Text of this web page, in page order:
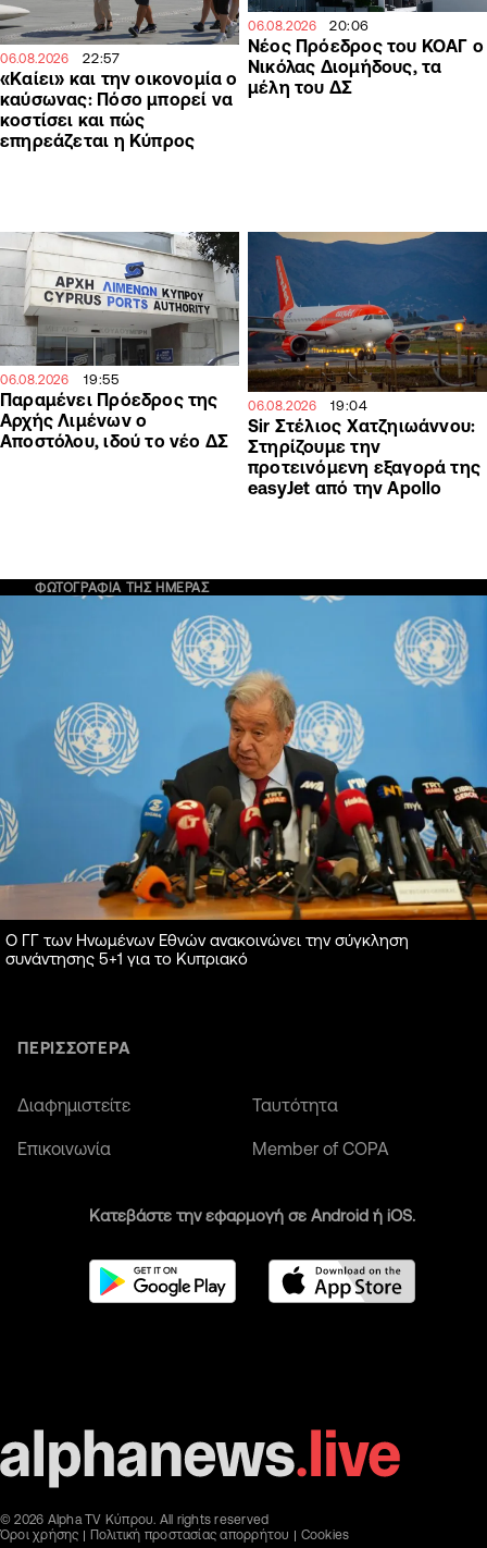
06.08.2026 22:57
«Καίει» και την οικονομία ο
καύσωνας: Πόσο μπορεί να
κοστίσει και πώς
επηρεάζεται η Κύπρος
06.08.2026 20:06
Νέος Πρόεδρος του ΚΟΑΓ ο
Νικόλας Διομήδους, τα
μέλη του ΔΣ
06.08.2026 19:55
Παραμένει Πρόεδρος της
Αρχής Λιμένων ο
Αποστόλου, ιδού το νέο ΔΣ
06.08.2026 19:04
Sir Στέλιος Χατζηιωάννου:
Στηρίζουμε την
προτεινόμενη εξαγορά της
easyJet από την Apollo
ΦΩΤΟΓΡΑΦΙΑ ΤΗΣ ΗΜΕΡΑΣ
Ο ΓΓ των Ηνωμένων Εθνών ανακοινώνει την σύγκληση
συνάντησης 5+1 για το Κυπριακό
ΠΕΡΙΣΣΟΤΕΡΑ
Διαφημιστείτε Ταυτότητα
Επικοινωνία Member of COPA
Κατεβάστε την εφαρμογή σε Android ή iOS.
© 2026 Alpha TV Κύπρου. All rights reserved
Όροι χρήσης
Πολιτική προστασίας απορρήτου Cookies